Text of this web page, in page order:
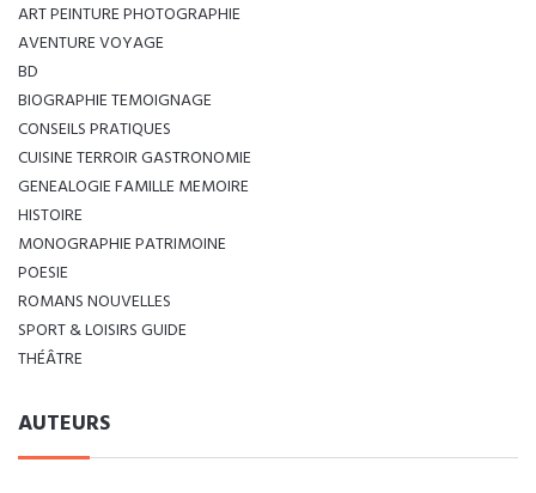
ART PEINTURE PHOTOGRAPHIE
AVENTURE VOYAGE
BD
BIOGRAPHIE TEMOIGNAGE
CONSEILS PRATIQUES
CUISINE TERROIR GASTRONOMIE
GENEALOGIE FAMILLE MEMOIRE
HISTOIRE
MONOGRAPHIE PATRIMOINE
POESIE
ROMANS NOUVELLES
SPORT & LOISIRS GUIDE
THÉÂTRE
AUTEURS